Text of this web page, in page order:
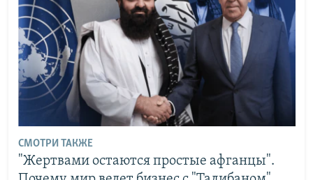
СМОТРИ ТАКЖЕ
"Жертвами остаются простые афганцы".